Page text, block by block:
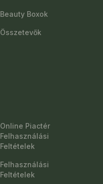
Beauty Boxok
Összetevők
Online Piactér
Felhasználási
Feltételek
Felhasználási
Feltételek